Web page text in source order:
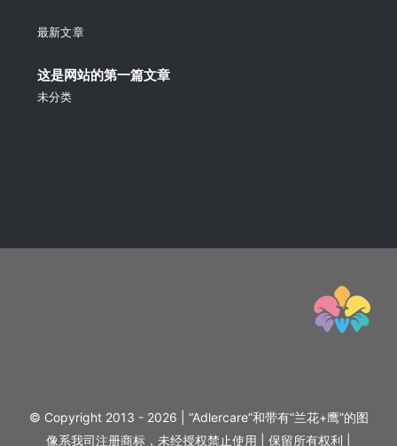
最新文章
这是网站的第一篇文章
未分类
© Copyright 2013 - 2026 | “Adlercare”和带有“兰花+鹰”的图
像系我司注册商标，未经授权禁止使用 | 保留所有权利 |